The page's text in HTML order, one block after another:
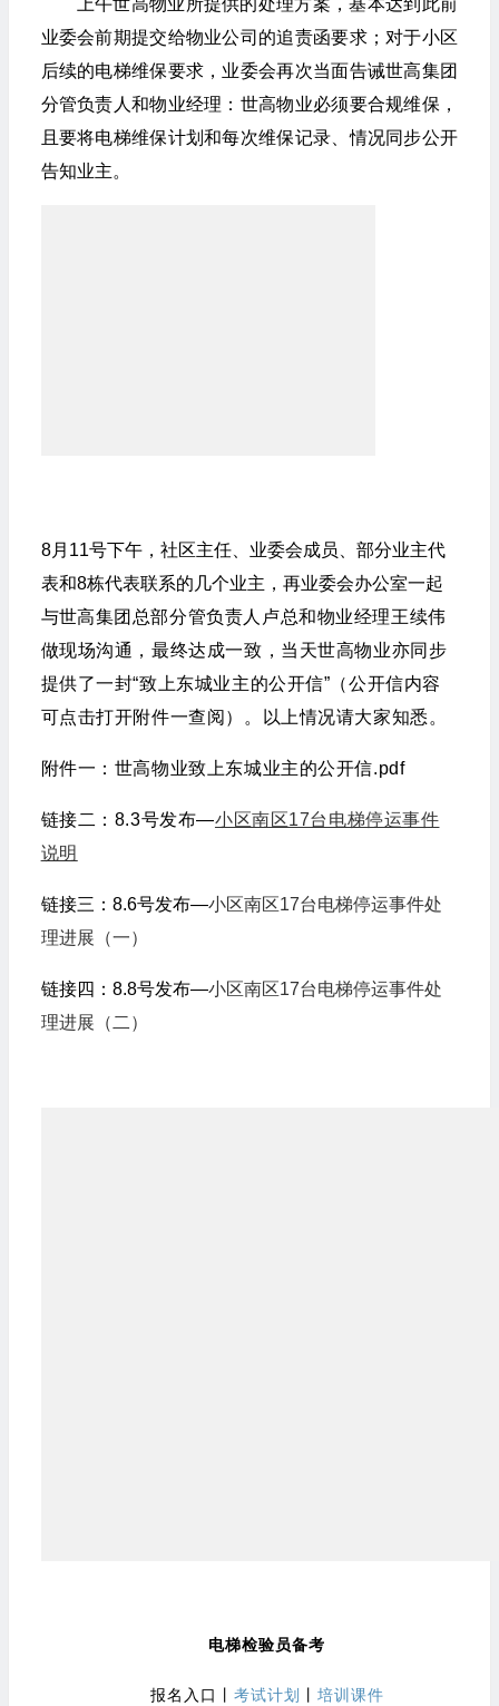
上午世高物业所提供的处理方案，基本达到此前
业委会前期提交给物业公司的追责函要求；对于小区
后续的电梯维保要求，业委会再次当面告诫世高集团
分管负责人和物业经理：世高物业必须要合规维保，
且要将电梯维保计划和每次维保记录、情况同步公开
告知业主。
8月11号下午，社区主任、业委会成员、部分业主代
表和8栋代表联系的几个业主，再业委会办公室一起
与世高集团总部分管负责人 卢总和物业经理王续伟
做现场沟通，最终达成一致，当天世高物业亦同步
提供了一封“致上东城业主的公开信”（公开信内容
可点击打开附件一查阅）。以上情况请大家知悉。
附件一： 世高物业致上东城业主的公开信.pdf
链接二：8.3号发布—小区南区17台电梯停运事件
说明
链接三：8.6号发布—小区南区17台电梯停运事件处
理进展（一）
链接四：8.8号发布—小区南区17台电梯停运事件处
理进展（二）
电梯检验员备考
报名入口 考试计划 培训课件